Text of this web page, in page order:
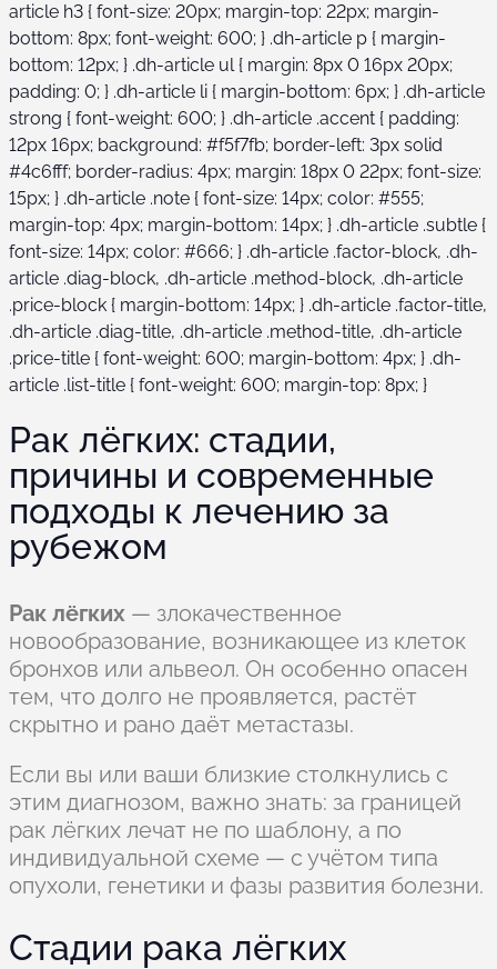
article h3 { font-size: 20px; margin-top: 22px; margin-
bottom: 8px; font-weight: 600; } .dh-article p { margin-
bottom: 12px; } .dh-article ul { margin: 8px 0 16px 20px;
padding: 0; } .dh-article li { margin-bottom: 6px; } .dh-article
strong { font-weight: 600; } .dh-article .accent { padding:
12px 16px; background: #f5f7fb; border-left: 3px solid
#4c6fff; border-radius: 4px; margin: 18px 0 22px; font-size:
15px; } .dh-article .note { font-size: 14px; color: #555;
margin-top: 4px; margin-bottom: 14px; } .dh-article .subtle {
font-size: 14px; color: #666; } .dh-article .factor-block, .dh-
article .diag-block, .dh-article .method-block, .dh-article
.price-block { margin-bottom: 14px; } .dh-article .factor-title,
.dh-article .diag-title, .dh-article .method-title, .dh-article
.price-title { font-weight: 600; margin-bottom: 4px; } .dh-
article .list-title { font-weight: 600; margin-top: 8px; }
Рак лёгких: стадии,
причины и современные
подходы к лечению за
рубежом
Рак лёгких — злокачественное
новообразование, возникающее из клеток
бронхов или альвеол. Он особенно опасен
тем, что долго не проявляется, растёт
скрытно и рано даёт метастазы.
Если вы или ваши близкие столкнулись с
этим диагнозом, важно знать: за границей
рак лёгких лечат не по шаблону, а по
индивидуальной схеме — с учётом типа
опухоли, генетики и фазы развития болезни.
Стадии рака лёгких